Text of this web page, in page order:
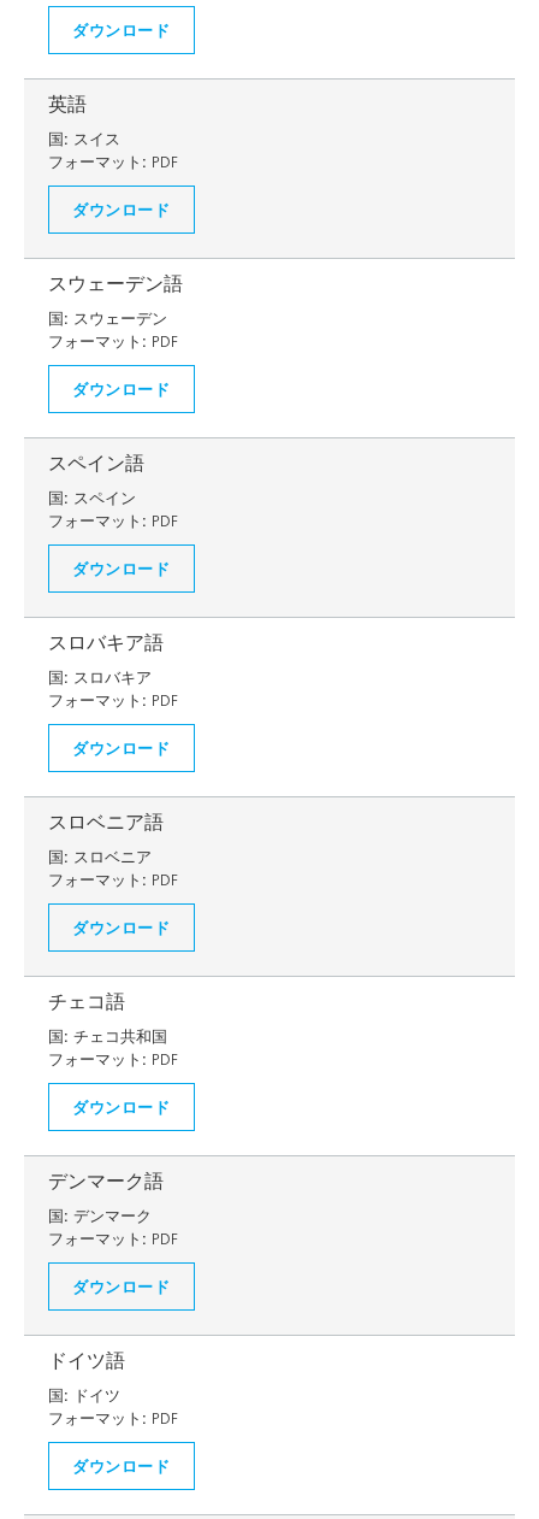
ダウンロード
英語
国: スイス
フォーマット: PDF
ダウンロード
スウェーデン語
国: スウェーデン
フォーマット: PDF
ダウンロード
スペイン語
国: スペイン
フォーマット: PDF
ダウンロード
スロバキア語
国: スロバキア
フォーマット: PDF
ダウンロード
スロベニア語
国: スロベニア
フォーマット: PDF
ダウンロード
チェコ語
国: チェコ共和国
フォーマット: PDF
ダウンロード
デンマーク語
国: デンマーク
フォーマット: PDF
ダウンロード
ドイツ語
国: ドイツ
フォーマット: PDF
ダウンロード